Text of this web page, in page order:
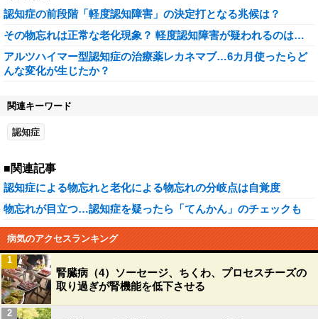
認知症の前段階「軽度認知障害」の決定打となる兆候は？
その物忘れは正常な老化現象？ 軽度認知障害が疑われるのは…
アルツハイマー型認知症の治療薬レカネマブ…6カ月使ったらど
んな変化が生じたか？
関連キーワード
認知症
■関連記事
認知症による物忘れと老化による物忘れの分岐点は自覚度
物忘れが目立つ…認知症を疑ったら「てんかん」のチェックも
病気のアクセスランキング
腎臓病（4）ソーセージ、ちくわ、プロセスチーズの
取り過ぎが腎機能を低下させる
1
2